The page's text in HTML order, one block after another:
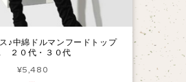
♪中綿ドルマンフードトップ
２０代・３０代
¥5,480